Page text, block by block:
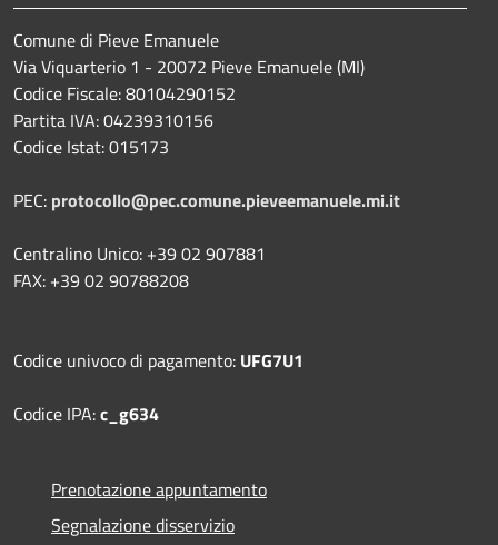
Comune di Pieve Emanuele
Via Viquarterio 1 - 20072 Pieve Emanuele (MI)
Codice Fiscale: 80104290152
Partita IVA: 04239310156
Codice Istat: 015173
PEC: protocollo@pec.comune.pieveemanuele.mi.it
Centralino Unico: +39 02 907881
FAX: +39 02 90788208
Codice univoco di pagamento: UFG7U1
Codice IPA:c_g634
Prenotazione appuntamento
Segnalazione disservizio